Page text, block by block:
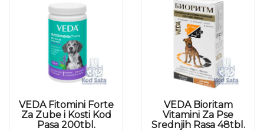
VEDA Fitomini Forte
Za Zube i Kosti Kod
Pasa 200tbl.
VEDA Bioritam
Vitamini Za Pse
Srednjih Rasa 48tbl.